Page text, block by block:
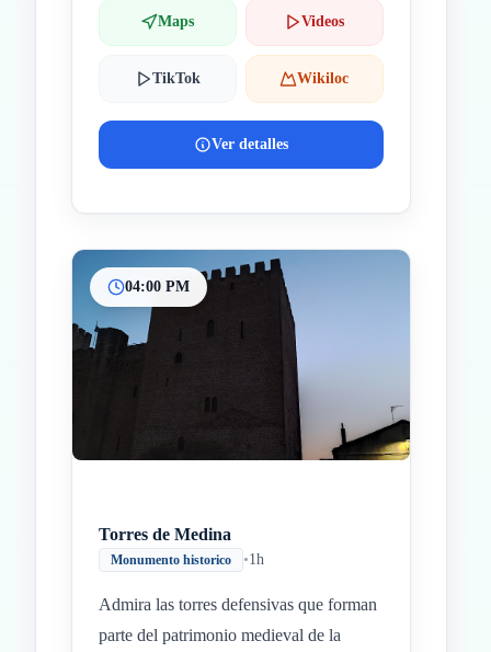
Maps Videos
TikTok Wikiloc
Ver detalles
04:00 PM
Torres de Medina
Monumento historico •1h
Admira las torres defensivas que forman
parte del patrimonio medieval de la